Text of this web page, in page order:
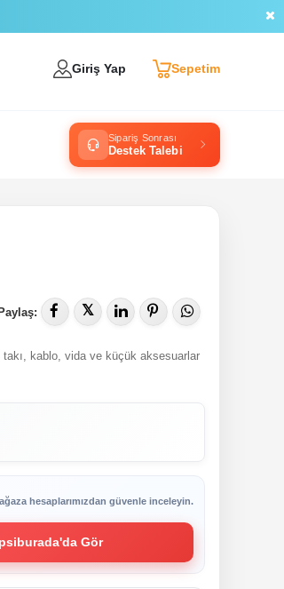
Giriş Yap Sepetim
Sipariş Sonrası
Destek Talebi
𝕏
takı, kablo, vida ve küçük aksesuarlar
hesaplarımızdan güvenle inceleyin.
Gör